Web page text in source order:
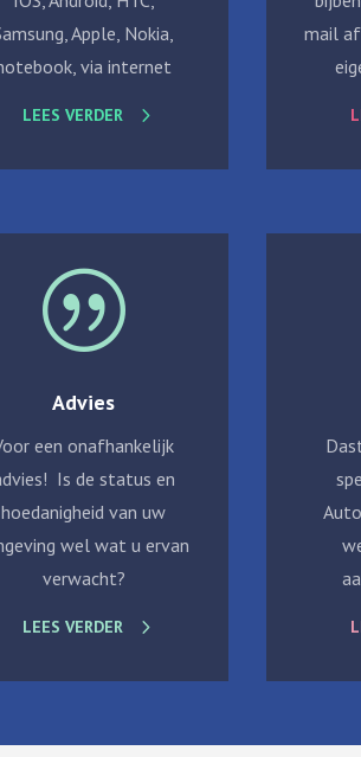
Apple, Nokia,
via internet
LEES VERDER
mail
|
Advies
een onafhankelijk
Is de status en
hoedanigheid van uw
wel wat u ervan
verwacht?
LEES VERDER